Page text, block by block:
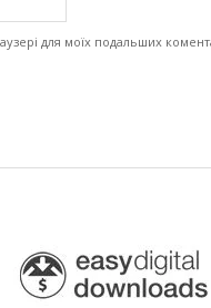
для моїх подальших